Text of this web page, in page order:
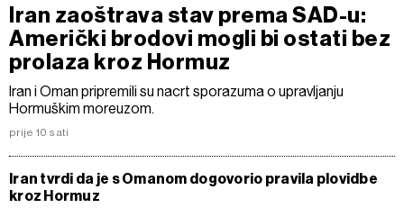
Iran zaoštrava stav prema SAD-u:
Američki brodovi mogli bi ostati bez
prolaza kroz Hormuz
Iran i Oman pripremili su nacrt sporazuma o upravljanju
Hormuškim moreuzom.
prije 10 sati
Iran tvrdi da je s Omanom dogovorio pravila plovidbe
kroz Hormuz